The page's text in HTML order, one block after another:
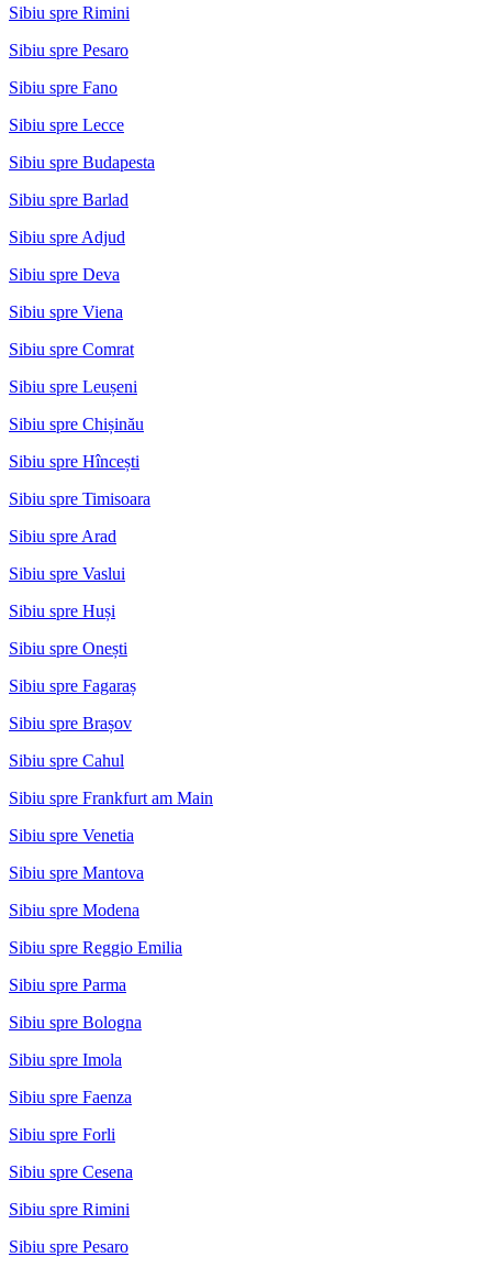
Sibiu spre Rimini
Sibiu spre Pesaro
Sibiu spre Fano
Sibiu spre Lecce
Sibiu spre Budapesta
Sibiu spre Barlad
Sibiu spre Adjud
Sibiu spre Deva
Sibiu spre Viena
Sibiu spre Comrat
Sibiu spre Leușeni
Sibiu spre Chișinău
Sibiu spre Hîncești
Sibiu spre Timisoara
Sibiu spre Arad
Sibiu spre Vaslui
Sibiu spre Huși
Sibiu spre Onești
Sibiu spre Fagaraș
Sibiu spre Brașov
Sibiu spre Cahul
Sibiu spre Frankfurt am Main
Sibiu spre Venetia
Sibiu spre Mantova
Sibiu spre Modena
Sibiu spre Reggio Emilia
Sibiu spre Parma
Sibiu spre Bologna
Sibiu spre Imola
Sibiu spre Faenza
Sibiu spre Forli
Sibiu spre Cesena
Sibiu spre Rimini
Sibiu spre Pesaro